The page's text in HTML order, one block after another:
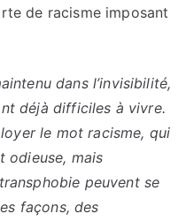
de racisme imposant
dans l’invisibilité,
déjà difficiles à vivre.
le mot racisme, qui
odieuse, mais
peuvent se
façons, des